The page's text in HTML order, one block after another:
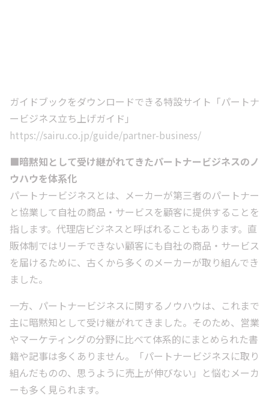
ガイドブックをダウンロードできる特設サイト「パートナ
ービジネス立ち上げガイド」
https://sairu.co.jp/guide/partner-business/
■暗黙知として受け継がれてきたパートナービジネスのノ
ウハウを体系化
パートナービジネスとは、メーカーが第三者のパートナー
と協業して自社の商品・サービスを顧客に提供することを
指します。代理店ビジネスと呼ばれることもあります。直
販体制ではリーチできない顧客にも自社の商品・サービス
を届けるために、古くから多くのメーカーが取り組んでき
ました。
一方、パートナービジネスに関するノウハウは、これまで
主に暗黙知として受け継がれてきました。そのため、営業
やマーケティングの分野に比べて体系的にまとめられた書
籍や記事は多くありません。「パートナービジネスに取り
組んだものの、思うように売上が伸びない」と悩むメーカ
ーも多く見られます。